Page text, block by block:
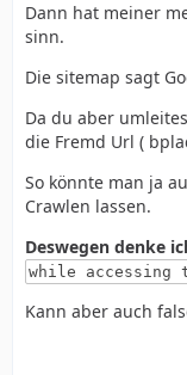
Dann hat meiner
sinn.
Die sitemap sagt
Da du aber
die Fremd Url (
So könnte man ja
Crawlen lassen.
Deswegen denke
while accessing
Kann aber auch